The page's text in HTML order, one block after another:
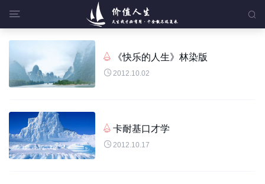
 
 《快乐的人生》林染版
 2012.10.02
 卡耐基口才学
 2012.10.17